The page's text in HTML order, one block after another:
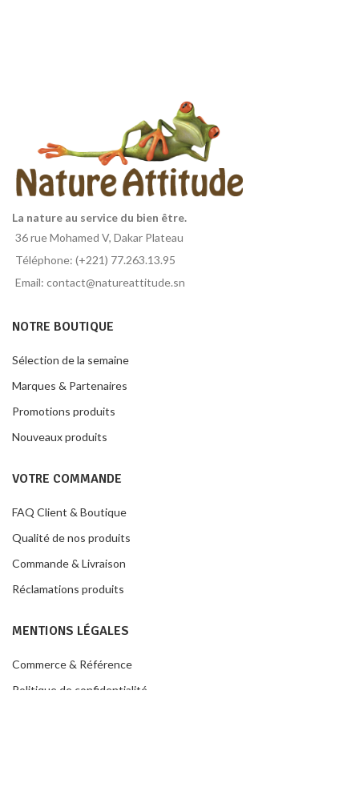
La nature au service du bien être.
36 rue Mohamed V, Dakar Plateau
Téléphone: (+221) 77.263.13.95
Email: contact@natureattitude.sn
NOTRE BOUTIQUE
Sélection de la semaine
Marques & Partenaires
Promotions produits
Nouveaux produits
VOTRE COMMANDE
FAQ Client & Boutique
Qualité de nos produits
Commande & Livraison
Réclamations produits
MENTIONS LÉGALES
Commerce & Référence
Politique de confidentialité